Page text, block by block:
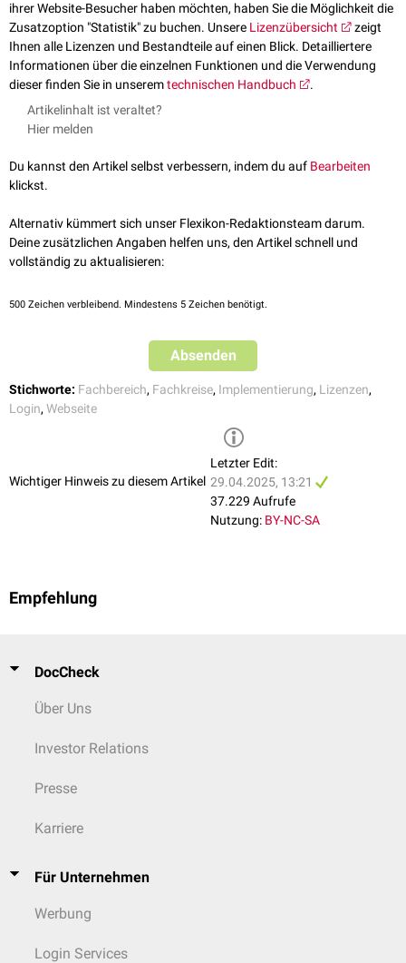
ihrer Website-Besucher haben möchten, haben Sie die Möglichkeit die
Zusatzoption "Statistik" zu buchen. Unsere Lizenzübersicht
zeigt
Ihnen alle Lizenzen und Bestandteile auf einen Blick. Detailliertere
Informationen über die einzelnen Funktionen und die Verwendung
dieser finden Sie in unseremtechnischen Handbuch
.
Artikelinhalt ist veraltet?
Hier melden
Du kannst den Artikel selbst verbessern, indem du auf Bearbeiten
klickst.
Alternativ kümmert sich unser Flexikon-Redaktionsteam darum.
Deine zusätzlichen Angaben helfen uns, den Artikel schnell und
vollständig zu aktualisieren:
500 Zeichen verbleibend. Mindestens 5 Zeichen benötigt.
Absenden
Stichworte: Fachbereich, Fachkreise, Implementierung, Lizenzen,
Login, Webseite
Wichtiger Hinweis zu diesem Artikel
Letzter Edit:
29.04.2025, 13:21
37.229 Aufrufe
Nutzung: BY-NC-SA
Empfehlung
DocCheck
Über Uns
Investor Relations
Presse
Karriere
Für Unternehmen
Werbung
Login Services